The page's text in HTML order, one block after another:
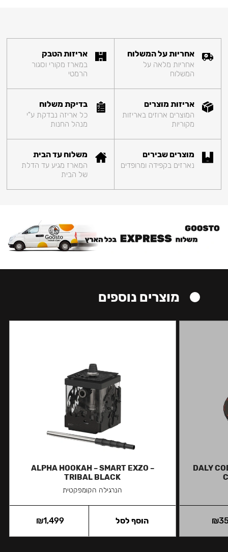
אחריות על המשלוח
אחריות מלאה על
המשלוח
אריזות הטבק
במארז מקורי וסגור
הרמטי
אריזות מוצרים
המוצרים ארוזים באריזות
מקוריות
בדיקת משלוח
כל אריזה נבדקת ע"י
מנהל החנות
מוצרים שבירים
נארזים בקפידה ומרופדים
משלוח עד הבית
המארז מגיע עד הדלת
של הבית
מוצרים נוספים
DALY
₪
ALPHA HOOKAH – SMART EXZO –
TRIBAL BLACK
הנרגילה הקומפקטית
₪1,499 הוסף לסל